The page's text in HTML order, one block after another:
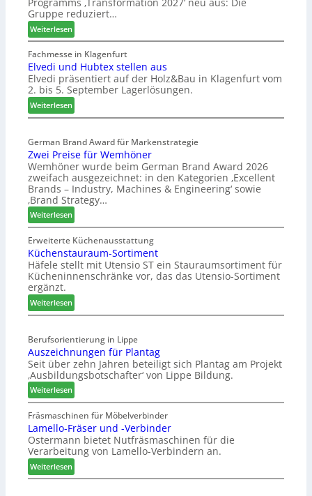
Gruppe reduziert…
Weiterlesen:
W
e
i
n
i
p
s
s
t
F
ü
h
r
u
n
g
a
n
Fachmesse in Klagenfurt
Elvedi und Hubtex stellen aus
Elvedi präsentiert auf der Holz&Bau in Klagenfurt vom
2. bis 5. September Lagerlösungen.
Weiterlesen:
E
v
e
d
i
u
n
d
H
u
b
t
e
x
s
t
l
e
n
a
u
s
German Brand Award für Markenstrategie
Zwei Preise für Wemhöner
Wemhöner wurde beim German Brand Award 2026
zweifach ausgezeichnet: in den Kategorien ‚Excellent
Brands – Industry, Machines & Engineering‘ sowie
‚Brand Strategy…
Weiterlesen:
Z
w
e
i
P
e
i
e
f
ü
r
W
e
m
h
ö
n
e
r
Erweiterte Küchenausstattung
Küchenstauraum-Sortiment
Häfele stellt mit Utensio ST ein Stauraumsortiment für
Kücheninnenschränke vor, das das Utensio-Sortiment
ergänzt.
Weiterlesen:
K
c
h
e
n
s
t
a
u
r
a
m
Berufsorientierung in Lippe
Auszeichnungen für Plantag
Seit über zehn Jahren beteiligt sich Plantag am Projekt
‚Ausbildungsbotschafter‘ von Lippe Bildung.
Weiterlesen:
A
u
s
z
e
c
Fräsmaschinen für Möbelverbinder
Lamello-Fräser und -Verbinder
Ostermann bietet Nutfräsmaschinen für die
Verarbeitung von Lamello-Verbindern an.
Weiterlesen:
L